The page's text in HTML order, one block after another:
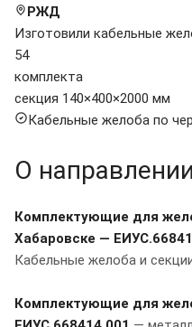
РЖД
Изготовили кабельные
54
комплекта
секция 140×400×2000 мм
Кабельные желоба по
О направлении
Комплектующие для
Хабаровске —
Кабельные желоба и
Комплектующие для